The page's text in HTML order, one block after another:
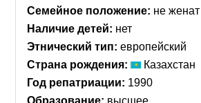
collapse
Семейное положение: не женат
Наличие детей: нет
Этнический тип: европейский
Страна рождения:
Казахстан
Год репатриации: 1990
Образование: высшее